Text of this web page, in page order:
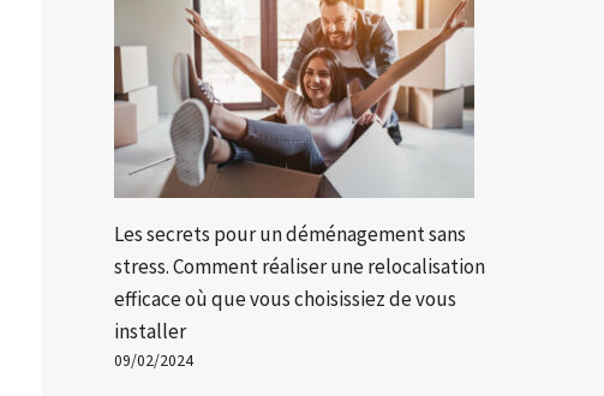
Les secrets pour un déménagement sans
stress. Comment réaliser une relocalisation
efficace où que vous choisissiez de vous
installer
09/02/2024